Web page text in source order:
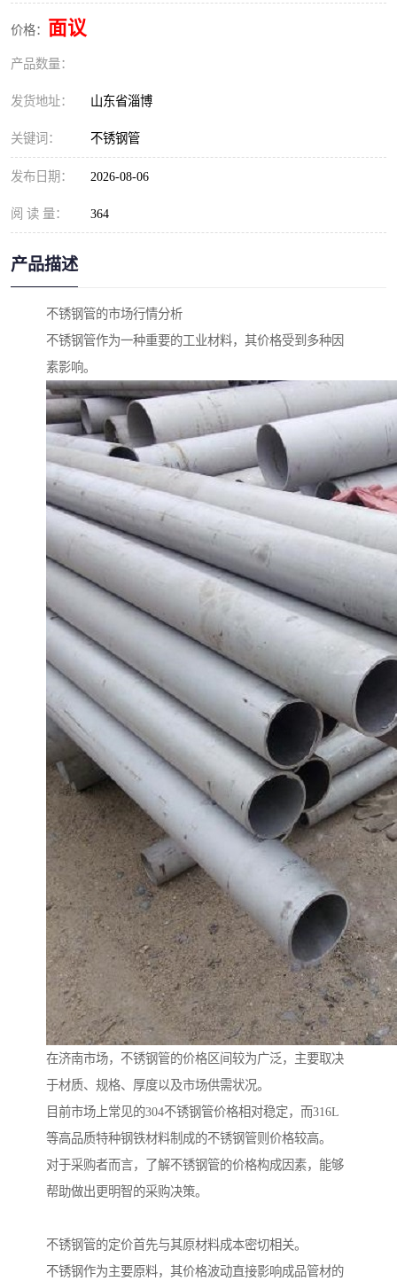
价格： 面议
产品数量：
发货地址： 山东省淄博
关键词： 不锈钢管
发布日期： 2026-08-06
阅 读 量： 364
产品描述
不锈钢管的市场行情分析
不锈钢管作为一种重要的工业材料，其价格受到多种因
素影响。
在济南市场，不锈钢管的价格区间较为广泛，主要取决
于材质、规格、厚度以及市场供需状况。
目前市场上常见的304不锈钢管价格相对稳定，而316L
等高品质特种钢铁材料制成的不锈钢管则价格较高。
对于采购者而言，了解不锈钢管的价格构成因素，能够
帮助做出更明智的采购决策。
不锈钢管的定价首先与其原材料成本密切相关。
不锈钢作为主要原料，其价格波动直接影响成品管材的